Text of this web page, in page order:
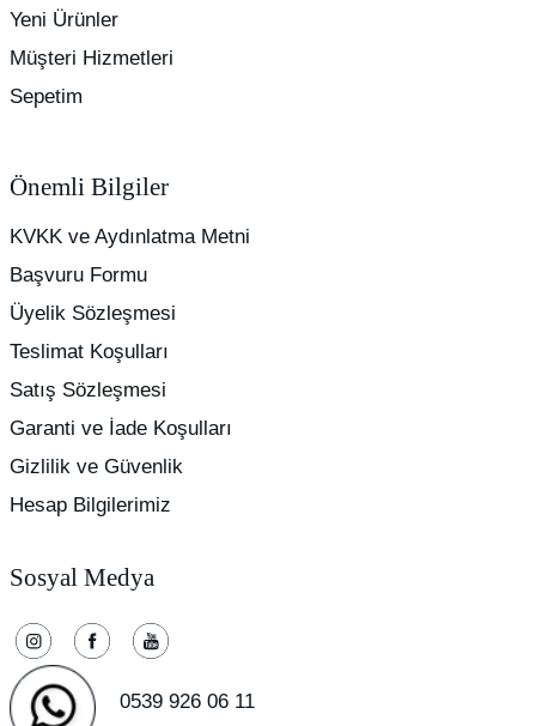
Yeni Ürünler
Müşteri Hizmetleri
Sepetim
Önemli Bilgiler
KVKK ve Aydınlatma Metni
Başvuru Formu
Üyelik Sözleşmesi
Teslimat Koşulları
Satış Sözleşmesi
Garanti ve İade Koşulları
Gizlilik ve Güvenlik
Hesap Bilgilerimiz
Sosyal Medya
0539 926 06 11